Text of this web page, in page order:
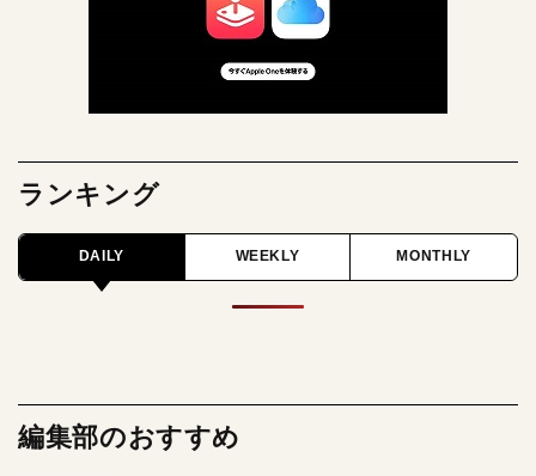
ランキング
DAILY WEEKLY MONTHLY
編集部のおすすめ